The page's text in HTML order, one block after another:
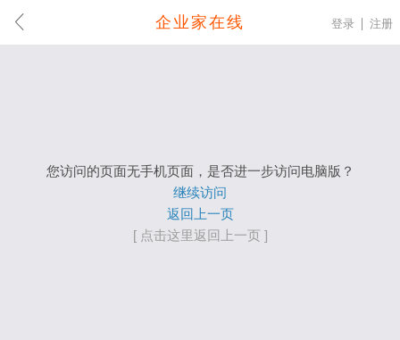
企业家在线 登录 注册
您访问的页面无手机页面，是否进一步访问电脑版？
继续访问
返回上一页
[ 点击这里返回上一页 ]